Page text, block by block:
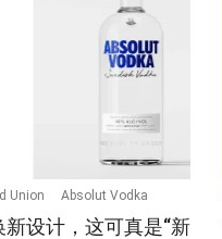
Union Absolut Vodka
设计，这可真是“新